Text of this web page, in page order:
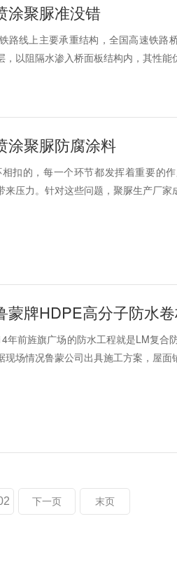
涂聚脲准没错
路线上主要承重结构，全国高速铁路
以阻隔水渗入桥面板结构内，其性能
涂聚脲防腐涂料
扣的，每一个环节都发挥着重要的
压力。针对这些问题，聚脲生产厂家
蒙牌HDPE高分子防水
年前旌旗广场的防水工程就是LM复合
场情况鲁蒙公司出具施工方案，屋面
下一页 末页